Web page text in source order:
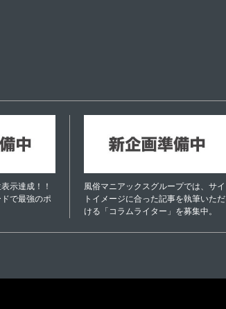
示達成！！
ドで最強のポ
風俗マニアックスグループでは、サイ
トイメージに合った記事を執筆いただ
ける「コラムライター」を募集中。